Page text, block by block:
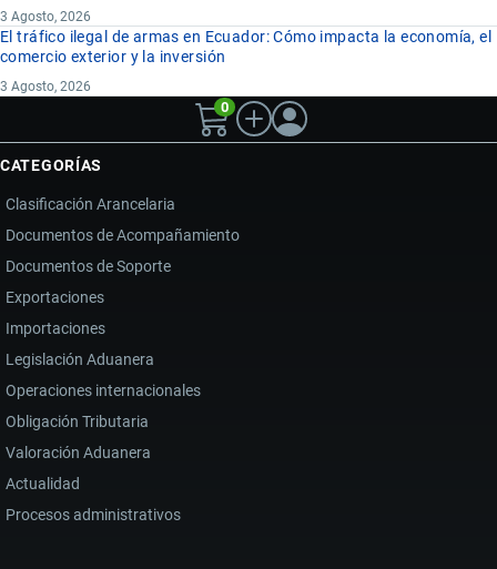
3 Agosto, 2026
El tráfico ilegal de armas en Ecuador: Cómo impacta la economía, el
comercio exterior y la inversión
3 Agosto, 2026
0
CATEGORÍAS
Clasificación Arancelaria
Documentos de Acompañamiento
Documentos de Soporte
Exportaciones
Importaciones
Legislación Aduanera
Operaciones internacionales
Obligación Tributaria
Valoración Aduanera
Actualidad
Procesos administrativos